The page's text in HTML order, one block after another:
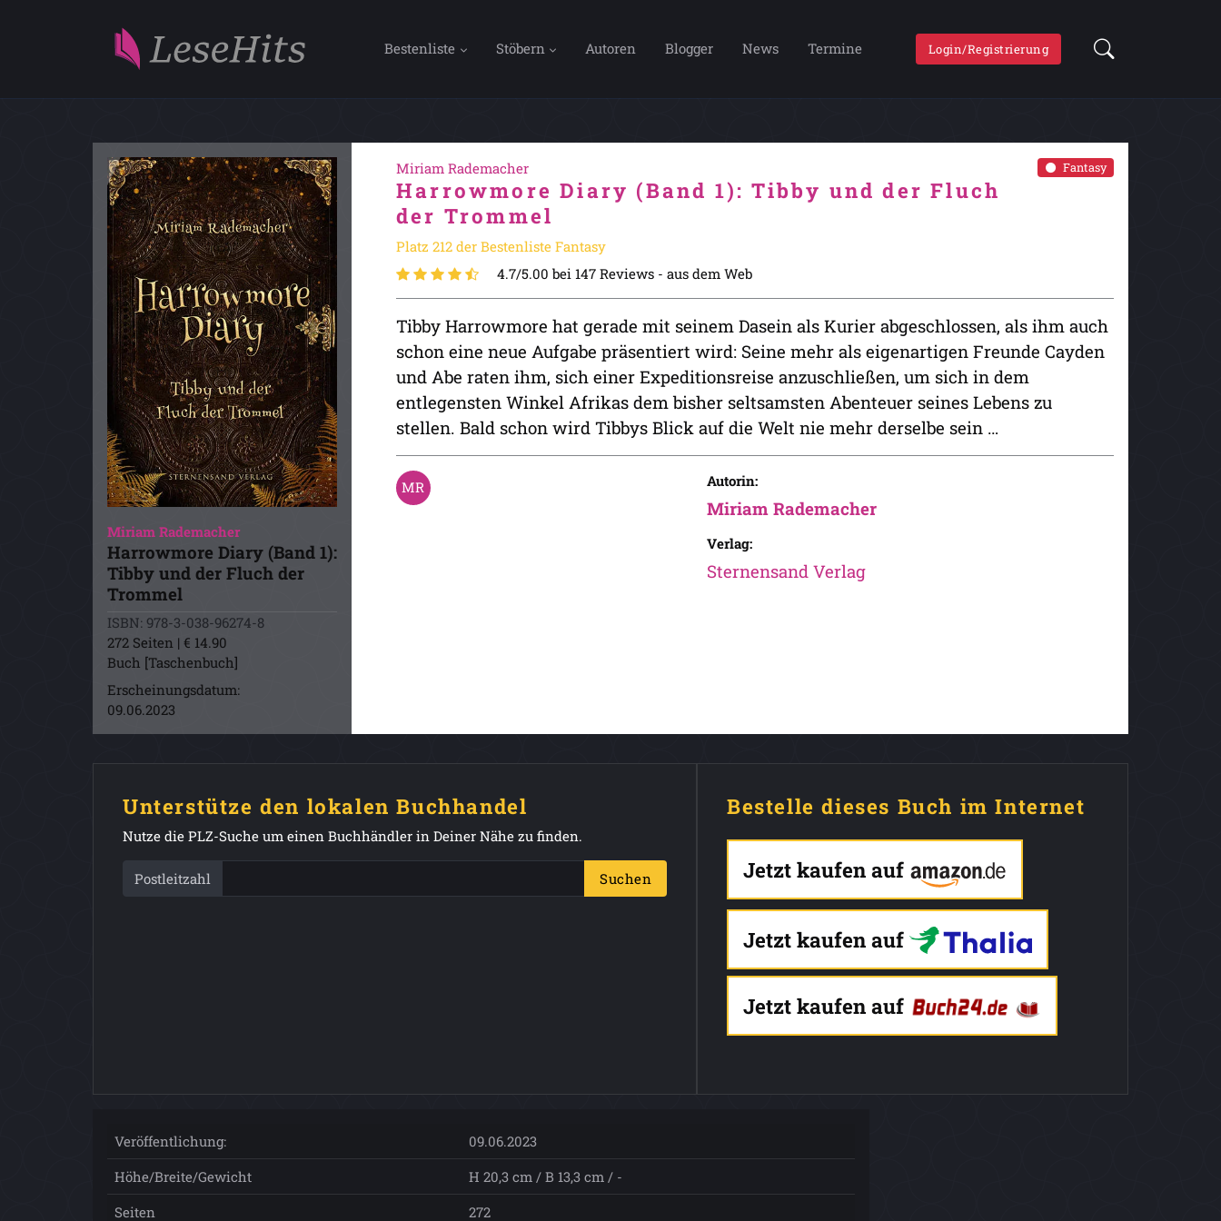
Bestenliste Stöbern Autoren Blogger News Termine Login/Registrierung
Miriam Rademacher
Harrowmore Diary (Band 1):
Tibby und der Fluch der
Trommel
ISBN: 978-3-038-96274-8
272 Seiten | € 14.90
Buch [Taschenbuch]
Erscheinungsdatum:
09.06.2023
Fantasy
Miriam Rademacher
Harrowmore Diary (Band 1): Tibby und der Fluch
der Trommel
Platz 212 der Bestenliste Fantasy
4.7/5.00 bei 147 Reviews - aus dem Web
Tibby Harrowmore hat gerade mit seinem Dasein als Kurier abgeschlossen, als ihm auch
schon eine neue Aufgabe präsentiert wird: Seine mehr als eigenartigen Freunde Cayden
und Abe raten ihm, sich einer Expeditionsreise anzuschließen, um sich in dem
entlegensten Winkel Afrikas dem bisher seltsamsten Abenteuer seines Lebens zu
stellen. Bald schon wird Tibbys Blick auf die Welt nie mehr derselbe sein …
Autorin:
Miriam Rademacher
Verlag:
Sternensand Verlag
Unterstütze den lokalen Buchhandel
Nutze die PLZ-Suche um einen Buchhändler in Deiner Nähe zu finden.
Postleitzahl Suchen
Bestelle dieses Buch im Internet
Jetzt kaufen auf
Jetzt kaufen auf
Jetzt kaufen auf
Veröffentlichung:
09.06.2023
Höhe/Breite/Gewicht
H 20,3 cm / B 13,3 cm / -
Seiten
272